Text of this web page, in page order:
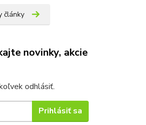
články
novinky, akcie
odhlásiť.
Prihlásiť sa